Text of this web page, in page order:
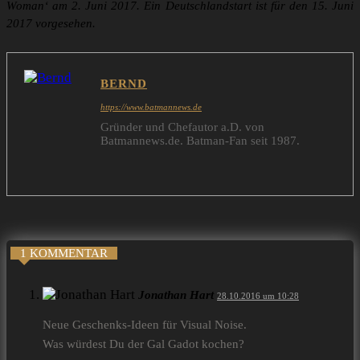
Woman‘ am 2. Juni 2017. Ein Deutschlandstart ist für den 15. Juni
2017 vorgesehen.
BERND
https://www.batmannews.de
Gründer und Chefautor a.D. von
Batmannews.de. Batman-Fan seit 1987.
1 KOMMENTAR
Jonathan Hart 28.10.2016 um 10:28
Neue Geschenks-Ideen für Visual Noise.
Was würdest Du der Gal Gadot kochen?